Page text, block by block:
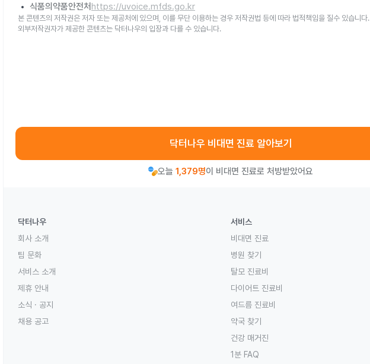
식품의약품안전처 https://uvoice.mfds.go.kr
본 콘텐츠의 저작권은 저자 또는 제공처에 있으며, 이를 무단 이용하는 경우 저작권법 등에 따라 법적책임을 질수 있습니다.
외부저작권자가 제공한 콘텐츠는 닥터나우의 입장과 다를 수 있습니다.
닥터나우 비대면 진료 알아보기
오늘 1,379명이 비대면 진료로 처방받았어요
닥터나우
회사 소개
팀 문화
서비스 소개
제휴 안내
소식 · 공지
채용 공고
서비스
비대면 진료
병원 찾기
탈모 진료비
다이어트 진료비
여드름 진료비
약국 찾기
건강 매거진
1분 FAQ